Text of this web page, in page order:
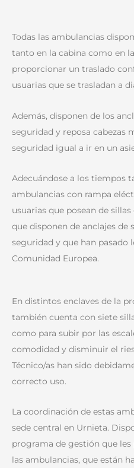
Todas las ambulancias
tanto en la cabina como en
proporcionar un traslado
usuarias que se trasladan a
Además, disponen de los
seguridad y reposa cabezas
seguridad igual a ir en un
Adecuándose a los tiempos
ambulancias con rampa
usuarias que posean de
que disponen de anclajes
seguridad y que han pasado
Comunidad Europea.
En distintos enclaves de la
también cuenta con siete
como para subir por las
comodidad y disminuir el
Técnico/as han sido
correcto uso.
La coordinación de estas
sede central en Urnieta.
programa de gestión que
las ambulancias, que están